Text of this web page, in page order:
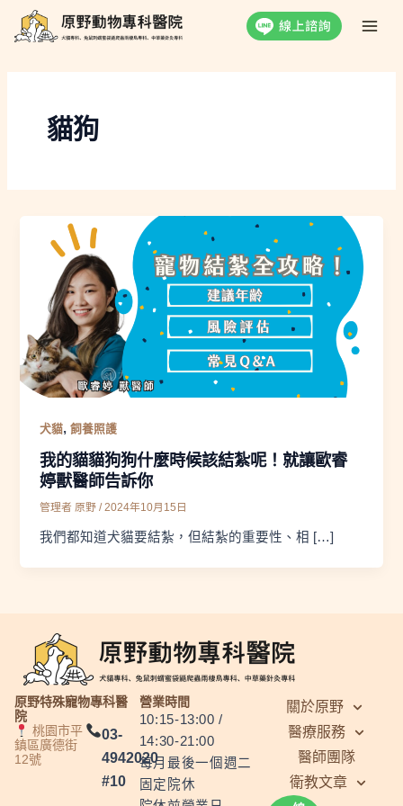
Main
貓狗
犬貓,飼養照護
我的貓貓狗狗什麼時候該結紮呢！就讓歐睿
婷獸醫師告訴你​
管理者 原野/2024年10月15日
我們都知道犬貓要結紮，但結紮的重要性、相 […]
原野特殊寵物專科醫
院
桃園市平
鎮區廣德街
12號
03-
4942020
#10
營業時間
10:15-13:00 /
14:30-21:00
每月最後一個週二
固定院休
關於原野
醫療服務
醫師團隊
衛教文章